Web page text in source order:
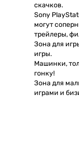
скачков.
Sony
могут
трейлеры,
Зона для
игры.
Машинки,
гонку!
Зона для
играми и